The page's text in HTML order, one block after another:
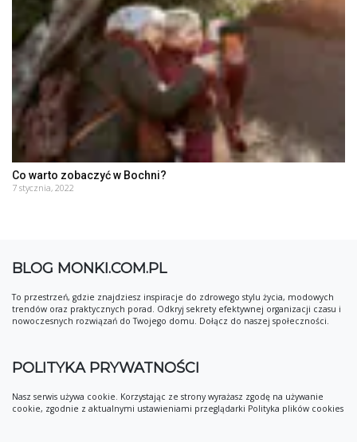
Co warto zobaczyć w Bochni?
7 stycznia, 2022
BLOG MONKI.COM.PL
To przestrzeń, gdzie znajdziesz inspiracje do zdrowego stylu życia, modowych
trendów oraz praktycznych porad. Odkryj sekrety efektywnej organizacji czasu i
nowoczesnych rozwiązań do Twojego domu. Dołącz do naszej społeczności.
POLITYKA PRYWATNOŚCI
Nasz serwis używa cookie. Korzystając ze strony wyrażasz zgodę na używanie
cookie, zgodnie z aktualnymi ustawieniami przeglądarki Polityka plików cookies